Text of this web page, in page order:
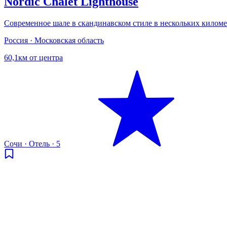
Современное шале в скандинавском стиле в нескольких
Россия · Московская область
60,1км от центра
Сочи · Отель · 5